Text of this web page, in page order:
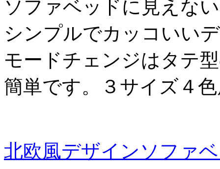
ソファベッドに見えな
シンプルでカッコいい
モードチェンジはタテ
簡単です。３サイズ４
北欧風デザインソファ